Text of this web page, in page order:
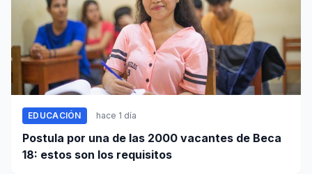
EDUCACIÓN hace 1 día
Postula por una de las 2000 vacantes de Beca
18: estos son los requisitos